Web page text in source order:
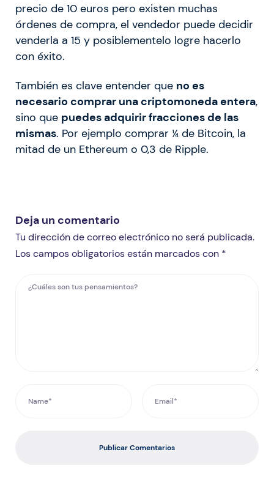
precio de 10 euros pero existen muchas
órdenes de compra, el vendedor puede decidir
venderla a 15 y posiblementelo logre hacerlo
con éxito.
También es clave entender que no es
necesario comprar una criptomoneda entera,
sino que puedes adquirir fracciones de las
mismas. Por ejemplo comprar ¼ de Bitcoin, la
mitad de un Ethereum o 0,3 de Ripple.
Deja un comentario
Tu dirección de correo electrónico no será publicada.
Los campos obligatorios están marcados con *
Publicar Comentarios